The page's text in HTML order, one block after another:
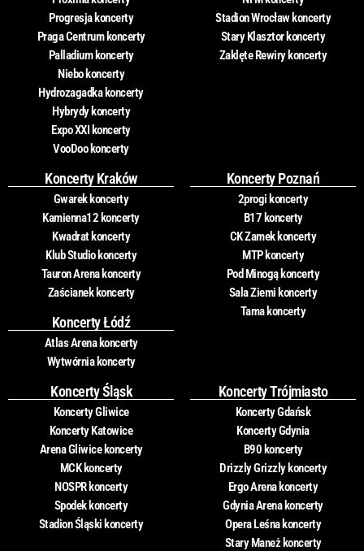
Progresja koncerty
Praga Centrum koncerty
Palladium koncerty
Niebo koncerty
Hydrozagadka koncerty
Hybrydy koncerty
Expo XXI koncerty
VooDoo koncerty
Stadion Wrocław koncerty
Stary Klasztor koncerty
Zaklęte Rewiry koncerty
Koncerty Kraków
Gwarek koncerty
Kamienna12 koncerty
Kwadrat koncerty
Klub Studio koncerty
Tauron Arena koncerty
Zaścianek koncerty
Koncerty Łódź
Atlas Arena koncerty
Wytwórnia koncerty
Koncerty Poznań
2progi koncerty
B17 koncerty
CK Zamek koncerty
MTP koncerty
Pod Minogą koncerty
Sala Ziemi koncerty
Tama koncerty
Koncerty Śląsk
Koncerty Gliwice
Koncerty Katowice
Arena Gliwice koncerty
MCK koncerty
NOSPR koncerty
Spodek koncerty
Stadion Śląski koncerty
Koncerty Trójmiasto
Koncerty Gdańsk
Koncerty Gdynia
B90 koncerty
Drizzly Grizzly koncerty
Ergo Arena koncerty
Gdynia Arena koncerty
Opera Leśna koncerty
Stary Maneż koncerty